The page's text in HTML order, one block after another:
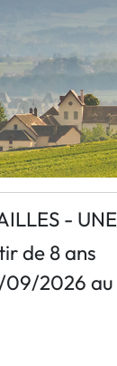
-
de 8 ans
09/2026